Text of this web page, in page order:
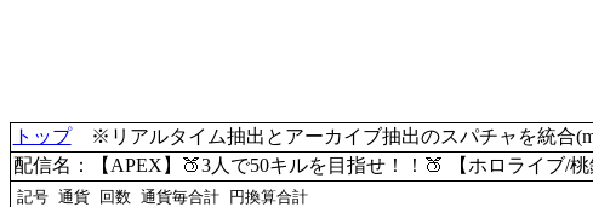
トップ※リアルタイム抽出とアーカイブ抽出のスパチャを統合
配信名：【APEX】🍑3人で50キルを目指せ！！🍑 【ホロライブ/桃
記号 通貨 回数 通貨毎合計 円換算合計